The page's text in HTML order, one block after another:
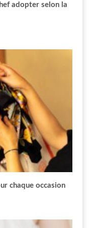
adopter selon la
chaque occasion